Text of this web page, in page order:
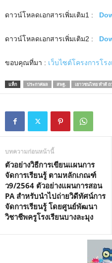
ดาวน์โหลดเอกสารเพิ่มเติม1 :
ดาวน์โหลดเอกสารเพิ่มเติม2 :
ขอบคุณที่มา : เว็บไซต์โครงการโร
แท็ก ประกาศผล สพฐ. เยาวชนไทย ทำดี ถ
บทความก่อนหน้านี้
ตัวอย่างวิธีการเขียนแผนการ
จัดการเรียนรู้ ตามหลักเกณฑ์
ว9/2564 ตัวอย่างแผนการสอน
PA สำหรับนำไปถ่ายวิดีทัศน์การ
จัดการเรียนรู้ โดยศูนย์พัฒนา
วิชาชีพครูโรงเรียนบางละมุง